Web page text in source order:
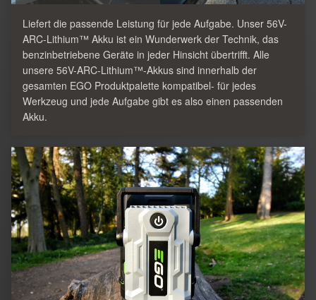
Liefert die passende Leistung für jede Aufgabe. Unser 56V-
ARC-Lithium™ Akku ist ein Wunderwerk der Technik, das
benzinbetriebene Geräte in jeder Hinsicht übertrifft. Alle
unsere 56V-ARC-Lithium™-Akkus sind innerhalb der
gesamten EGO Produktpalette kompatibel- für jedes
Werkzeug und jede Aufgabe gibt es also einen passenden
Akku.